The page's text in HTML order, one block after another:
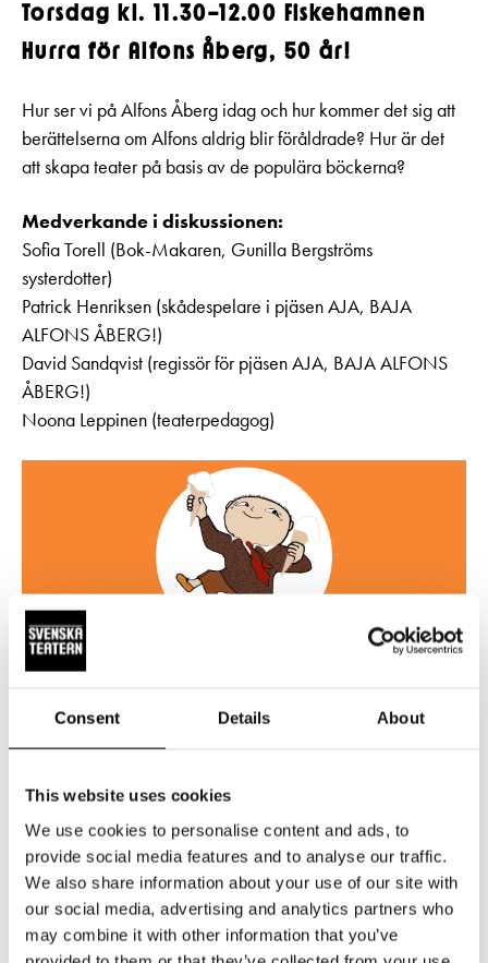
Consent Details About
This website uses cookies
We use cookies to personalise content and ads, to
provide social media features and to analyse our traffic.
We also share information about your use of our site with
our social media, advertising and analytics partners who
may combine it with other information that you’ve
Torsdag kl. 11.30–12.00 Fiskehamnen
Hurra för Alfons Åberg, 50 år!
Hur ser vi på Alfons Åberg idag och hur kommer det sig att
berättelserna om Alfons aldrig blir föråldrade? Hur är det
att skapa teater på basis av de populära böckerna?
Medverkande i diskussionen:
Sofia Torell (Bok-Makaren, Gunilla Bergströms
systerdotter)
Patrick Henriksen (skådespelare i pjäsen AJA, BAJA
ALFONS ÅBERG!)
David Sandqvist (regissör för pjäsen AJA, BAJA ALFONS
ÅBERG!)
Noona Leppinen (teaterpedagog)
29.10
Mera Alfons Åberg program på Svenska Teaterns
Familjelördag – öppet hus för barn och barnasinnade!
LÄS MER OM FAMILJELÖRDAGENS PROGRAM